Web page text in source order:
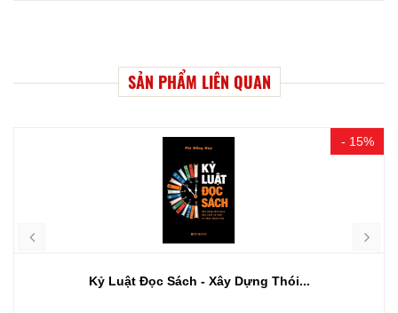
SẢN PHẨM LIÊN QUAN
- 15%
Kỷ Luật Đọc Sách - Xây Dựng Thói...